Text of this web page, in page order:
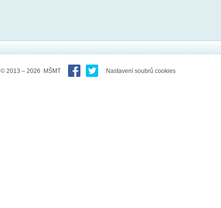
© 2013 – 2026 MŠMT Nastavení soubrů cookies